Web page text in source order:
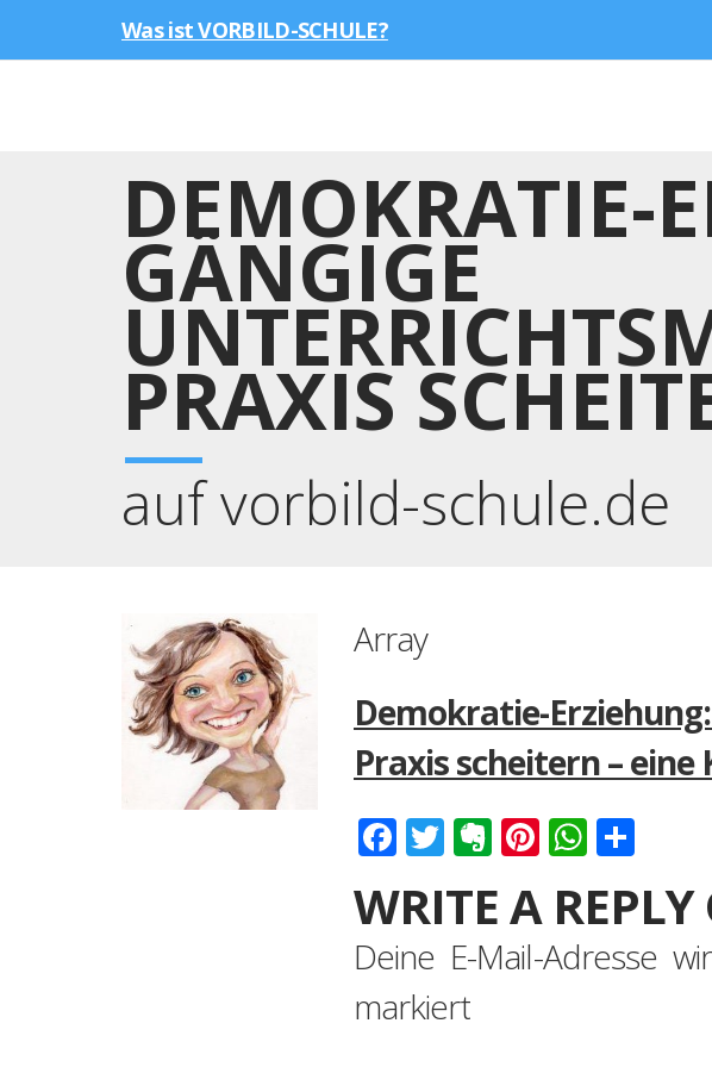
Was ist VORBILD-SCHULE?
DEMOKRATIE-
GÄNGIGE
PRAXIS
auf vorbild-schule.de
Array
Demokratie-
Praxis scheitern –
Facebook
Twitter
Evernote
Pinterest
WRITE A
Deine E-Mail-Adresse
markiert